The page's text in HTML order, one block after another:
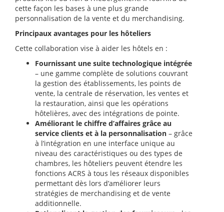
cette façon les bases à une plus grande
personnalisation de la vente et du merchandising.
Principaux avantages pour les hôteliers
Cette collaboration vise à aider les hôtels en :
Fournissant une suite technologique intégrée
– une gamme complète de solutions couvrant
la gestion des établissements, les points de
vente, la centrale de réservation, les ventes et
la restauration, ainsi que les opérations
hôtelières, avec des intégrations de pointe.
Améliorant le chiffre d’affaires grâce au
service clients et à la personnalisation – grâce
à l’intégration en une interface unique au
niveau des caractéristiques ou des types de
chambres, les hôteliers peuvent étendre les
fonctions ACRS à tous les réseaux disponibles
permettant dès lors d’améliorer leurs
stratégies de merchandising et de vente
additionnelle.